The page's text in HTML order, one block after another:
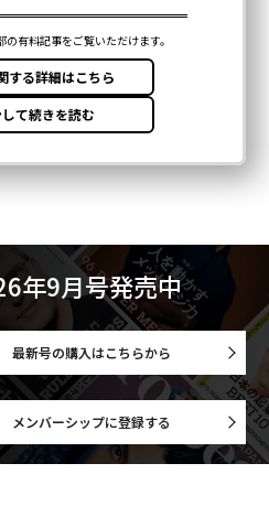
年9月号発売中
最新号の購入はこちらから
メンバーシップに登録する